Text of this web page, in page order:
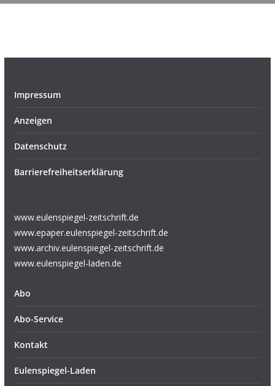
Impressum
Anzeigen
Datenschutz
Barrierefreiheitserklärung
www.eulenspiegel-zeitschrift.de
www.epaper.eulenspiegel-zeitschrift.de
www.archiv.eulenspiegel-zeitschrift.de
www.eulenspiegel-laden.de
Abo
Abo-Service
Kontakt
Eulenspiegel-Laden